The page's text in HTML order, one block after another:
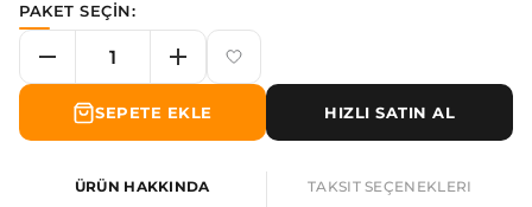
PAKET SEÇİN:
SEPETE EKLE HIZLI SATIN AL
ÜRÜN HAKKINDA TAKSIT SEÇENEKLERI